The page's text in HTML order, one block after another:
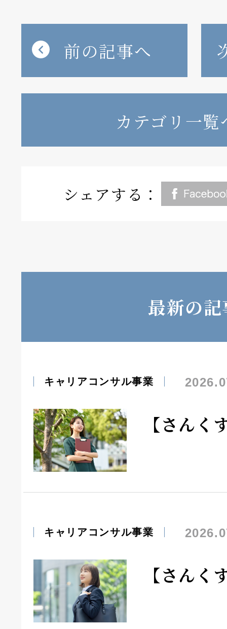
前の記事へ
カテゴリ一覧
シェアする：
最新の
キャリアコンサル事業
【さんく
キャリアコンサル事業
【さんく